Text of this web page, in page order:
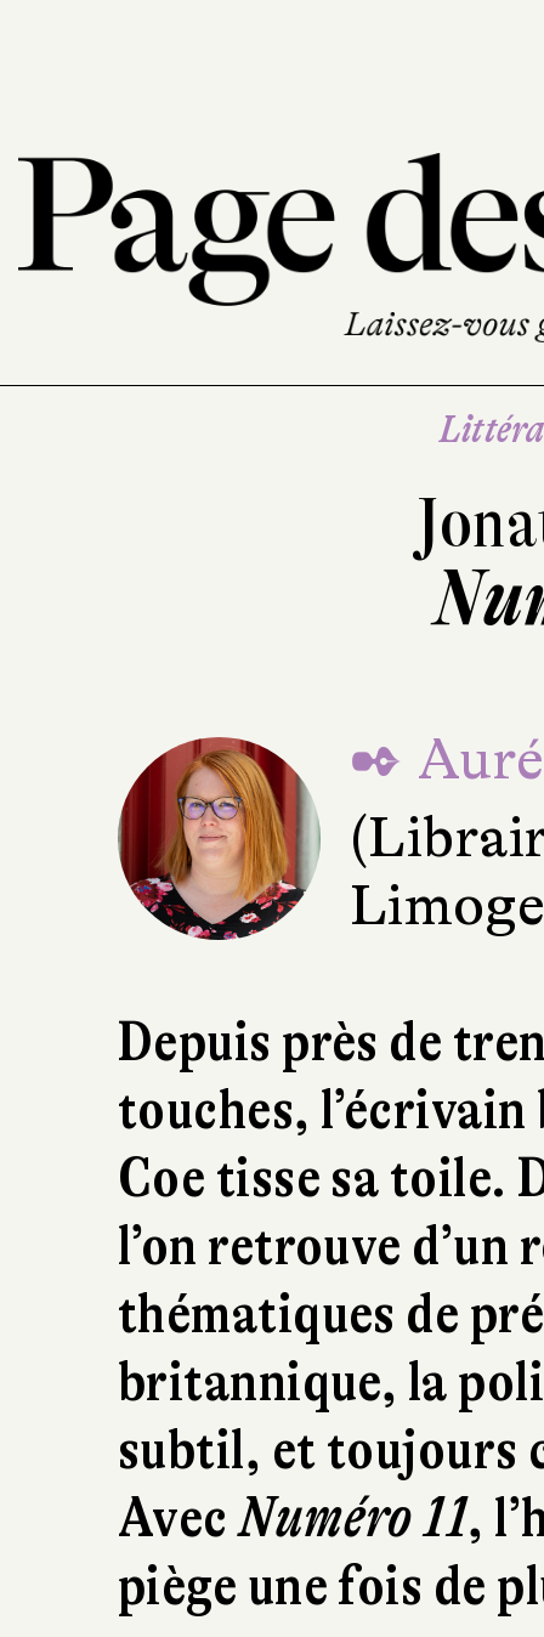
✒
Depuis près de
touches,
Coe tisse sa toile.
l’on retrouve d’un
thématiques de
britannique, la
subtil, et toujours
AvecNuméro 11,
piège une fois de